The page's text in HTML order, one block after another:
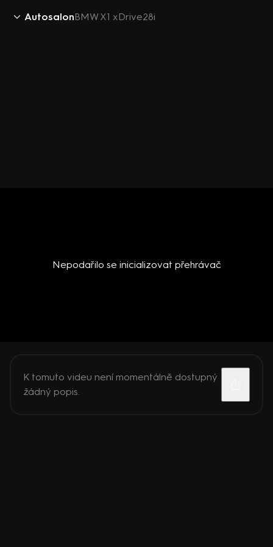
AutosalonBMW X1 xDrive28i
Nepodařilo se inicializovat přehrávač
K tomuto videu není momentálně dostupný
žádný popis.